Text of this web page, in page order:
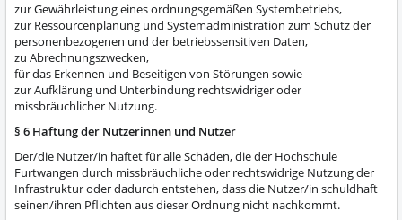
zur Gewährleistung eines ordnungsgemäßen Systembetriebs,
zur Ressourcenplanung und Systemadministration zum Schutz der
personenbezogenen und der betriebssensitiven Daten,
zu Abrechnungszwecken,
für das Erkennen und Beseitigen von Störungen sowie
zur Aufklärung und Unterbindung rechtswidriger oder
missbräuchlicher Nutzung.
§ 6 Haftung der Nutzerinnen und Nutzer
Der/die Nutzer/in haftet für alle Schäden, die der Hochschule
Furtwangen durch missbräuchliche oder rechtswidrige Nutzung der
Infrastruktur oder dadurch entstehen, dass die Nutzer/in schuldhaft
seinen/ihren Pflichten aus dieser Ordnung nicht nachkommt.